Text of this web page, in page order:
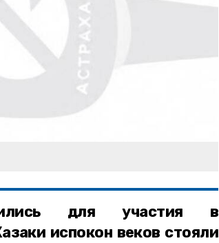
для участия в
испокон веков стояли